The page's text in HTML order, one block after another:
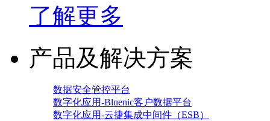
了解更多
产品及解决方案
数据安全管控平台
数字化应用-Bluenic客户数据平台
数字化应用-云捷集成中间件（ESB）